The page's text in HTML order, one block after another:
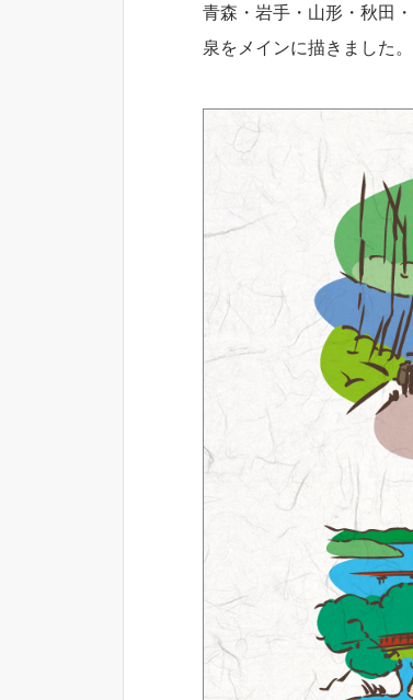
青森・岩手・山形・秋田
泉をメインに描きました。